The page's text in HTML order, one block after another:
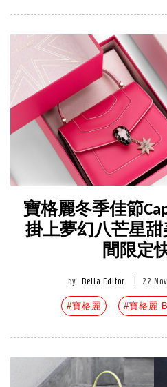
寶格麗冬季佳節
掛上夢幻八芒星
間限定
by Bella Editor 22
#寶格麗 #寶格麗